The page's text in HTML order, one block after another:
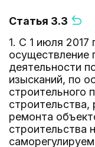
Статья 3.3
1. С 1 июля 2017
осуществление
деятельности
изысканий, по
строительного
строительства,
ремонта
строительства